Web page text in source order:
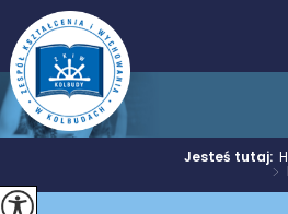
Jesteś tutaj:
>